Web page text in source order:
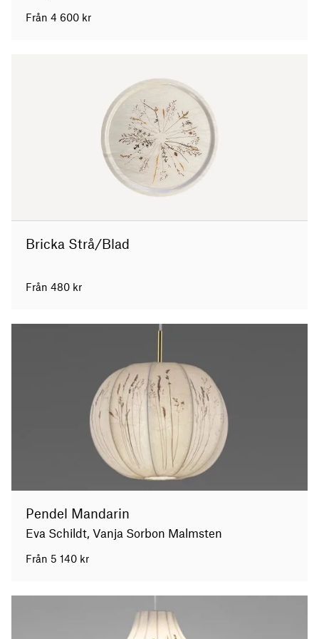
Från 4 600 kr
Bricka Strå/Blad
Från 480 kr
Pendel Mandarin
Eva Schildt, Vanja Sorbon Malmsten
Från 5 140 kr